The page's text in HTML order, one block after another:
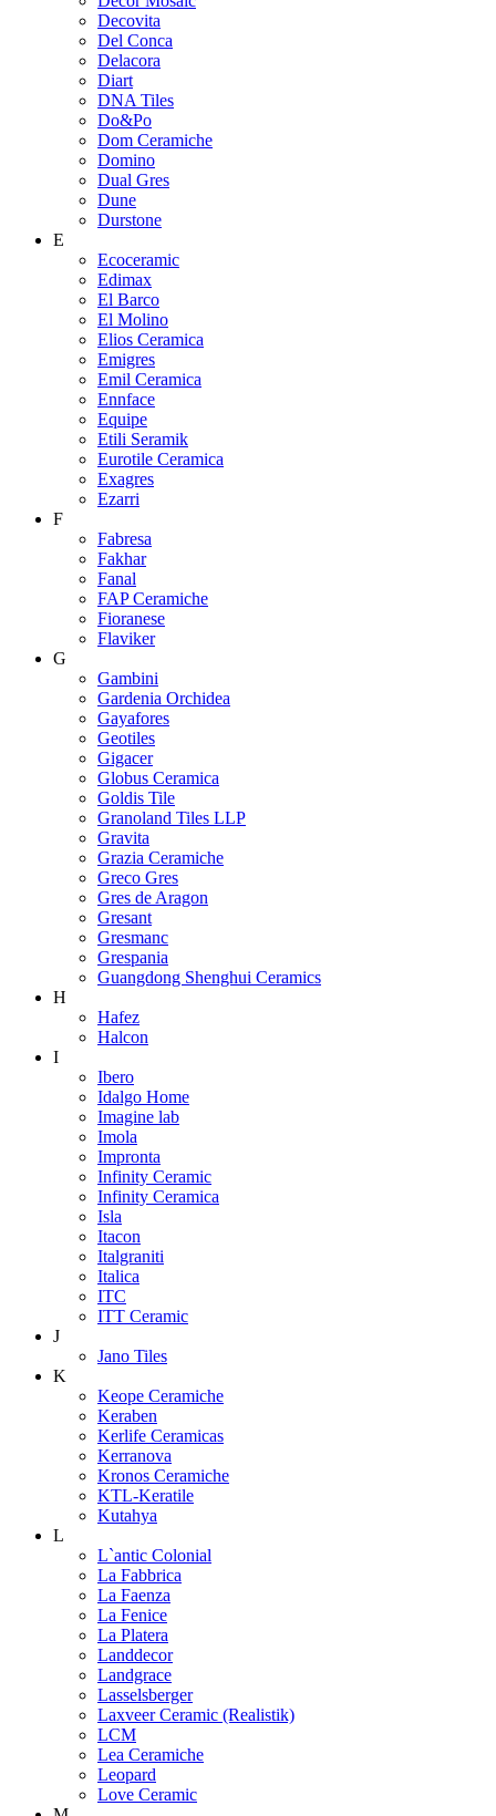
Decovita
Del Conca
Delacora
Diart
DNA Tiles
Do&Po
Dom Ceramiche
Domino
Dual Gres
Dune
Durstone
E
Ecoceramic
Edimax
El Barco
El Molino
Elios Ceramica
Emigres
Emil Ceramica
Ennface
Equipe
Etili Seramik
Eurotile Ceramica
Exagres
Ezarri
F
Fabresa
Fakhar
Fanal
FAP Ceramiche
Fioranese
Flaviker
G
Gambini
Gardenia Orchidea
Gayafores
Geotiles
Gigacer
Globus Ceramica
Goldis Tile
Granoland Tiles LLP
Gravita
Grazia Ceramiche
Greco Gres
Gres de Aragon
Gresant
Gresmanc
Grespania
Guangdong Shenghui Ceramics
H
Hafez
Halcon
I
Ibero
Idalgo Home
Imagine lab
Imola
Impronta
Infinity Ceramic
Infinity Ceramica
Isla
Itacon
Italgraniti
Italica
ITC
ITT Ceramic
J
Jano Tiles
K
Keope Ceramiche
Keraben
Kerlife Ceramicas
Kerranova
Kronos Ceramiche
KTL-Keratile
Kutahya
L
L`antic Colonial
La Fabbrica
La Faenza
La Fenice
La Platera
Landdecor
Landgrace
Lasselsberger
Laxveer Ceramic (Realistik)
LCM
Lea Ceramiche
Leopard
Love Ceramic